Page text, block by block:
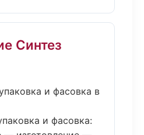
Синтез
и фасовка в
и фасовка: